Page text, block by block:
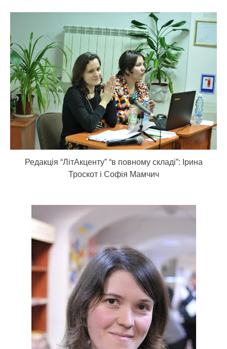
Редакція “ЛітАкценту” “в повному складі”: Ірина
Троскот і Софія Мамчич